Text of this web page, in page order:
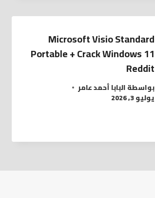
Microsoft Visio Standard
Portable + Crack Windows 11
Reddit
بواسطةالبابا أحمد عامر
يوليو 3, 2026